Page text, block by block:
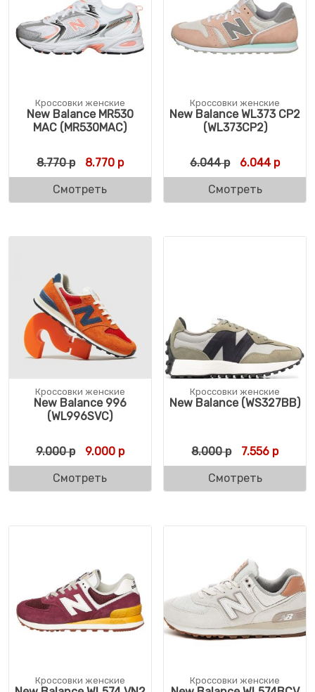
Кроссовки женские
New Balance MR530
MAC (MR530MAC)
8.770р Первоначальная цена составляла 8.770 р.
8.770рТекущая цена: 8.770 р.
Смотреть
Кроссовки женские
New Balance WL373 CP2
(WL373CP2)
6.044р 6.044р
Смотреть
Кроссовки женские
New Balance 996
(WL996SVC)
9.000р Первоначальная цена составляла 9.000
9.000рТекущая цена: 9.000 р.
Смотреть
Кроссовки женские
New Balance (WS327BB)
8.000р 7.556 р
Смотреть
Кроссовки женские Кроссовки женские